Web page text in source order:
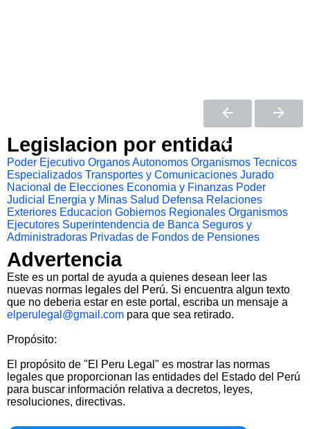
Legislacion por entidad
Poder Ejecutivo Organos Autonomos Organismos Tecnicos
Especializados Transportes y Comunicaciones Jurado
Nacional de Elecciones Economia y Finanzas Poder
Judicial
Energia y Minas Salud Defensa Relaciones
Exteriores Educacion Gobiernos Regionales Organismos
Ejecutores Superintendencia de Banca Seguros y
Administradoras Privadas de Fondos de Pensiones
Advertencia
Este es un portal de ayuda a quienes desean leer las
nuevas normas legales del Perú. Si encuentra algun texto
que no deberia estar en este portal, escriba un mensaje a
elperulegal@gmail.com para que sea retirado.
Propósito:
El propósito de "El Peru Legal" es mostrar las normas
legales que proporcionan las entidades del Estado del Perú
para buscar información relativa a decretos, leyes,
resoluciones, directivas.